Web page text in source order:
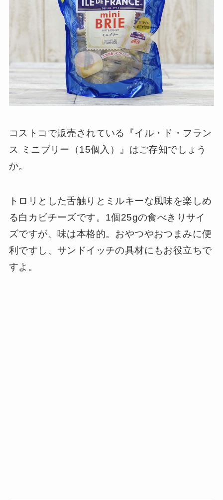
コストコで販売されている『イル・ド・フラン
ス ミニブリー（15個入）』はご存知でしょう
か。
トロリとした舌触りとミルキーな風味を楽しめ
る白カビチーズです。1個25gの食べきりサイ
ズですが、味は本格的。おやつやおつまみに便
利ですし、サンドイッチの具材にもお役立ちで
すよ。